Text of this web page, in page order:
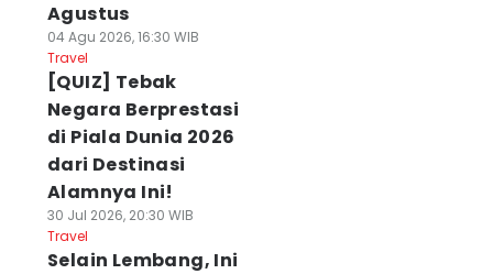
Agustus
04 Agu 2026, 16:30 WIB
Travel
[QUIZ] Tebak
Negara Berprestasi
di Piala Dunia 2026
dari Destinasi
Alamnya Ini!
30 Jul 2026, 20:30 WIB
Travel
Selain Lembang, Ini